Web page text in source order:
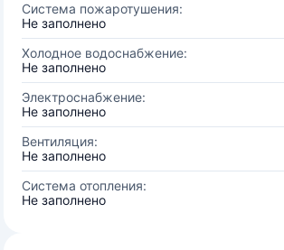
Система пожаротушения:
Не заполнено
Холодное водоснабжение:
Не заполнено
Электроснабжение:
Не заполнено
Вентиляция:
Не заполнено
Система отопления:
Не заполнено